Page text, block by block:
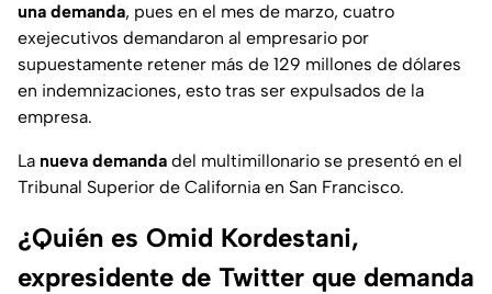
una demanda, pues en el mes de marzo, cuatro
exejecutivos demandaron al empresario por
supuestamente retener más de 129 millones de dólares
en indemnizaciones, esto tras ser expulsados de la
empresa.
La nueva demanda del multimillonario se presentó en el
Tribunal Superior de California en San Francisco.
¿Quién es Omid Kordestani,
expresidente de Twitter que demanda